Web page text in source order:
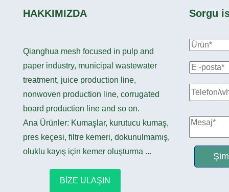
HAKKIMIZDA
Qianghua mesh focused in pulp and
paper industry, municipal wastewater
treatment, juice production line,
nonwoven production line, corrugated
board production line and so on.
Ana Ürünler: Kumaşlar, kurutucu kumaş,
pres keçesi, filtre kemeri, dokunulmamış,
oluklu kayış için kemer oluşturma ...
BİZE ULAŞIN
Sorgu